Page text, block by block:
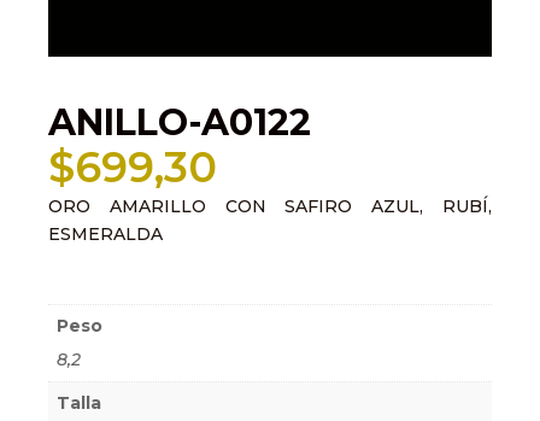
ANILLO-A0122
$699,30
ORO AMARILLO CON SAFIRO AZUL, RUBÍ,
ESMERALDA
Peso
8,2
Talla